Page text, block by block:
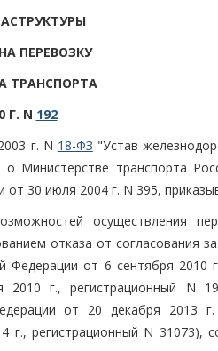
ПЕРЕВОЗКУ
ТРАНСПОРТА
Г. N 192
г. N 18-ФЗ "Устав
Министерстве транспорта
30 июля 2004 г. N 395,
осуществления
отказа от согласования
Федерации от 6 сентября 2010
2010 г., регистрационный N
от 20 декабря 2013
г., регистрационный N 31073),